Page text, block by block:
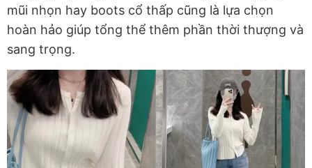
mũi nhọn hay boots cổ thấp cũng là lựa chọn
hoàn hảo giúp tổng thể thêm phần thời thượng và
sang trọng.